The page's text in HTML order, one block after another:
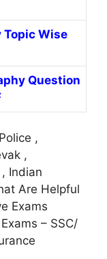
Topic Wise
Question
,
,
Indian
Are Helpful
Exams
– SSC/